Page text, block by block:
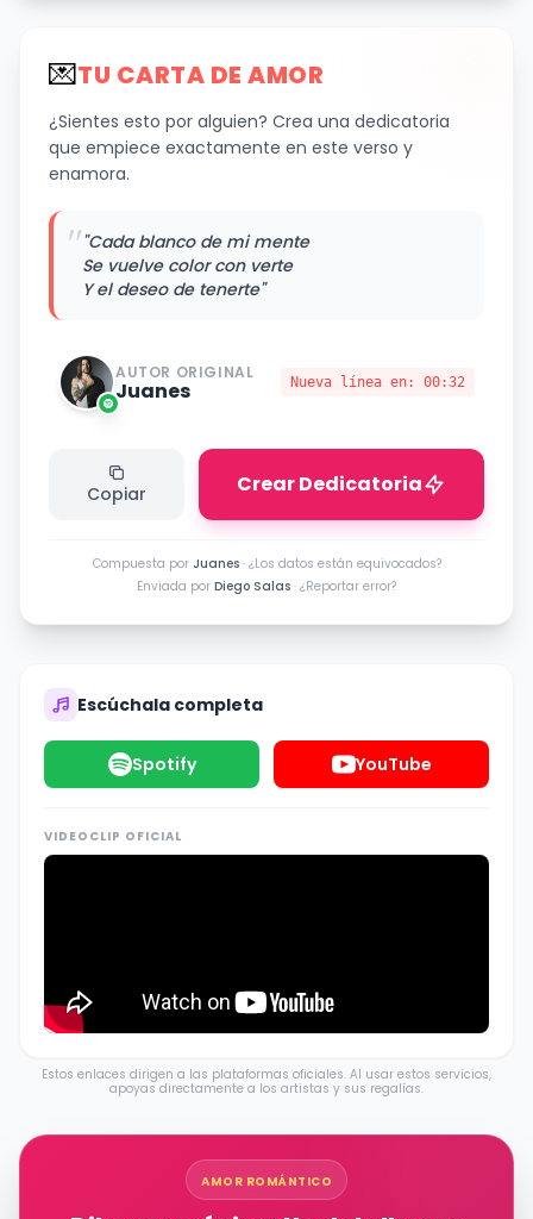
💌TU CARTA DE AMOR
¿Sientes esto por alguien? Crea una dedicatoria
que empiece exactamente en este verso y
enamora.
""Cada blanco de mi mente
Se vuelve color con verte
Y el deseo de tenerte"
AUTOR ORIGINAL
Juanes Nueva línea en: 00:32
Copiar Crear Dedicatoria
Compuesta por Juanes· ¿Los datos están equivocados?
Enviada por Diego Salas · ¿Reportar error?
Escúchala completa
Spotify YouTube
VIDEOCLIP OFICIAL
Estos enlaces dirigen a las plataformas oficiales. Al usar estos servicios,
apoyas directamente a los artistas y sus regalías.
AMOR ROMÁNTICO